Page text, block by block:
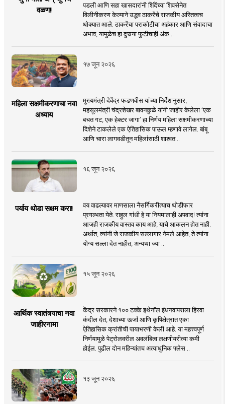
वळण!
पडली आणि सहा खासदारांनी शिंदेंच्या शिवसेनेत
विलीनीकरण केल्याने उद्धव ठाकरेंचे राजकीय अस्तित्वच
धोक्यात आले. ठाकरेंचा पराकोटीचा अहंकार आणि संवादाचा
अभाव, यामुळेच हा दुसर्‍या फुटीचाही अंक ..
१७ जून २०२६
महिला सक्षमीकरणाचा नवा
अध्याय
मुख्यमंत्री देवेंद्र फडणवीस यांच्या निर्देशानुसार,
महसूलमंत्री चंद्रशेखर बावनकुळे यांनी जाहीर केलेला ‘एक
बचत गट, एक हेक्टर जागा’ हा निर्णय महिला सक्षमीकरणाच्या
दिशेने टाकलेले एक ऐतिहासिक पाऊल म्हणावे लागेल. बांबू
आणि चारा लागवडीतून महिलांसाठी शाश्वत ..
१६ जून २०२६
पर्याय थोडा सक्षम करा!
वय वाढल्यावर माणसाला नैसर्गिकरीत्याच थोडीफार
प्रगल्भता येते. राहुल गांधी हे या नियमालाही अपवाद! त्यांना
आजही राजकीय वास्तव काय आहे, याचे आकलन होत नाही.
अर्थात, त्यांनी जे राजकीय सल्लागार नेमले आहेत, ते त्यांना
योग्य सल्ला देत नाहीत, अन्यथा ज्या ..
१५ जून २०२६
आर्थिक स्वातंत्र्याचा नवा
जाहीरनामा
केंद्र सरकारने १०० टक्के इथेनॉल इंधनवापराला हिरवा
कंदील देत, देशाच्या ऊर्जा आणि कृषिक्षेत्रात एका
ऐतिहासिक क्रांतीची पायाभरणी केली आहे. या महत्त्वपूर्ण
निर्णयामुळे पेट्रोलवरील अवलंबित्व लक्षणीयरीत्या कमी
होईल. पुढील दोन महिन्यांतच अत्याधुनिक फ्लेस ..
१३ जून २०२६